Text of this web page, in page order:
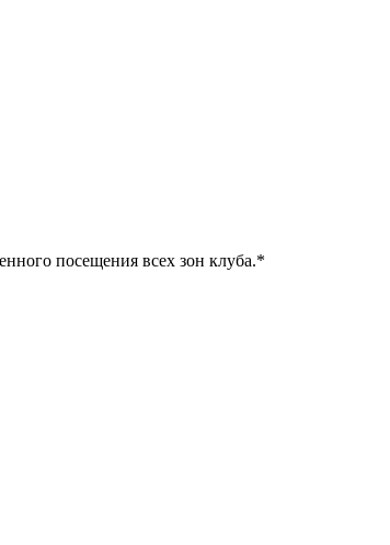
посещения всех зон клуба.*